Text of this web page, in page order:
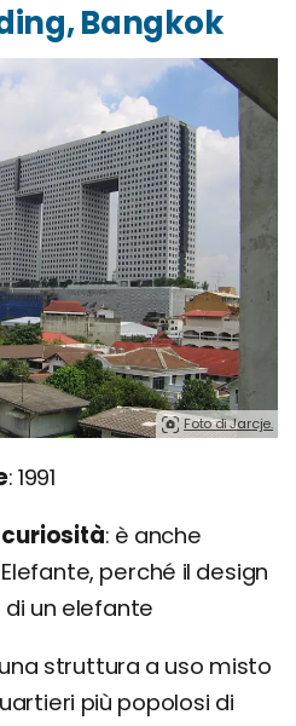
Bangkok
Foto di Jarcje.
1991
è anche
perché il design
un elefante
struttura a uso misto
più popolosi di